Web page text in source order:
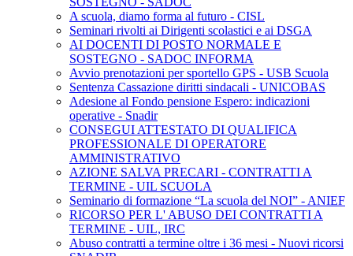
A scuola, diamo forma al futuro - CISL
Seminari rivolti ai Dirigenti scolastici e ai DSGA
AI DOCENTI DI POSTO NORMALE E
SOSTEGNO - SADOC INFORMA
Avvio prenotazioni per sportello GPS - USB Scuola
Sentenza Cassazione diritti sindacali - UNICOBAS
Adesione al Fondo pensione Espero: indicazioni
operative - Snadir
CONSEGUI ATTESTATO DI QUALIFICA
PROFESSIONALE DI OPERATORE
AMMINISTRATIVO
AZIONE SALVA PRECARI - CONTRATTI A
TERMINE - UIL SCUOLA
Seminario di formazione “La scuola del NOI” - ANIEF
RICORSO PER L' ABUSO DEI CONTRATTI A
TERMINE - UIL, IRC
Abuso contratti a termine oltre i 36 mesi - Nuovi ricorsi